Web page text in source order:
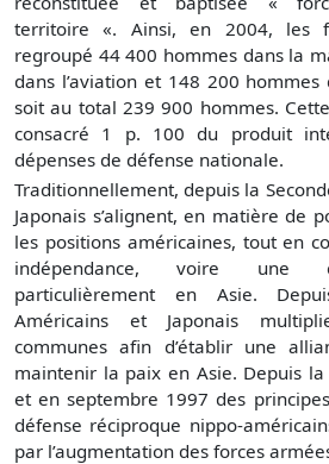
territoire «. Ainsi, en 2004, les
regroupé 44 400 hommes dans la
dans l’aviation et 148 200 hommes
soit au total 239 900 hommes.
consacré 1 p. 100 du produit
dépenses de défense nationale.
Traditionnellement, depuis la
Japonais s’alignent, en matière de
les positions américaines, tout en
indépendance, voire une
particulièrement en Asie.
Américains et Japonais
communes afin d’établir une
maintenir la paix en Asie. Depuis
et en septembre 1997 des
défense réciproque nippo-
par l’augmentation des forces